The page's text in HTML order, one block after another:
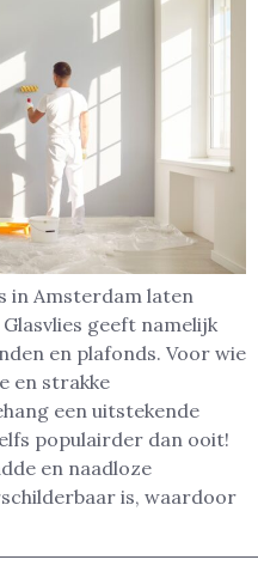
in Amsterdam laten
geeft namelijk
en plafonds. Voor wie
en strakke
een uitstekende
populairder dan ooit!
en naadloze
is, waardoor